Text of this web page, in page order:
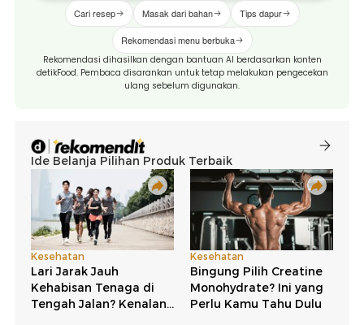
Cari resep Masak dari bahan Tips dapur
Rekomendasi menu berbuka
Rekomendasi dihasilkan dengan bantuan AI berdasarkan konten
detikFood. Pembaca disarankan untuk tetap melakukan pengecekan
ulang sebelum digunakan.